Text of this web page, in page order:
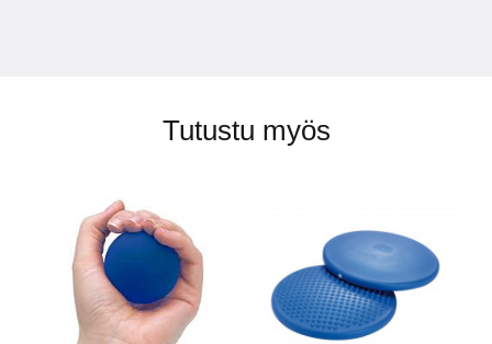
Tutustu myös